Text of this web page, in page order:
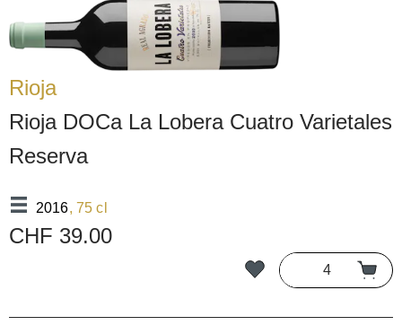
Rioja
Rioja DOCa La Lobera Cuatro Varietales
Reserva
2016, 75 cl
CHF 39.00